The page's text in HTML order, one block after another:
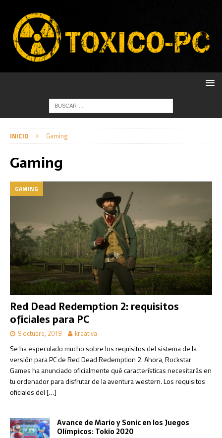
INICIO Gaming
Gaming
GAMING
Red Dead Redemption 2: requisitos
oficiales para PC
9 octubre, 2019 kreativa
Se ha especulado mucho sobre los requisitos del sistema de la
versión para PC de Red Dead Redemption 2. Ahora, Rockstar
Games ha anunciado oficialmente qué características necesitarás en
tu ordenador para disfrutar de la aventura western. Los requisitos
oficiales del[…]
Avance de Mario y Sonic en los Juegos
Olímpicos: Tokio 2020